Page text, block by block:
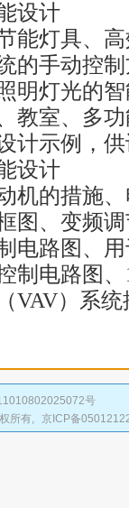
设计
能灯具、
的手动控
明灯光的
教室、多
计示例，
设计
机的措施
图、变频
电路图、
制电路图
VAV）系
号
所有, 京ICP备